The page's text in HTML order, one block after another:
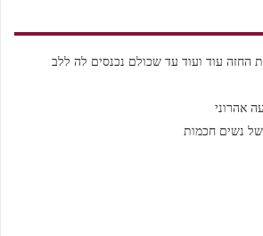
החזה עוד ועוד עד שכולם נכנסים לה ללב
אהרוני
נשים חכמות